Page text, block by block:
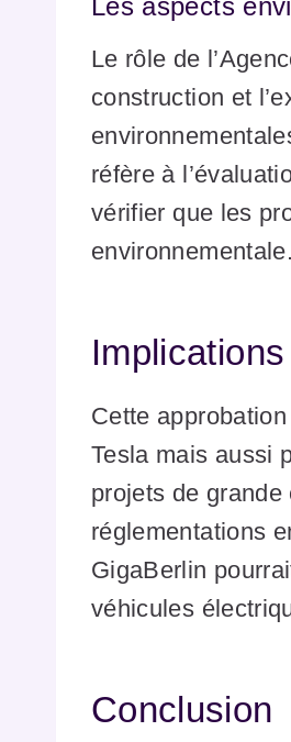
Les aspects
Le rôle de
construction et
réfère à
vérifier que les
environnementale.
Cette
Tesla mais aussi
projets de
réglementations
GigaBerlin
véhicules
Conclusion